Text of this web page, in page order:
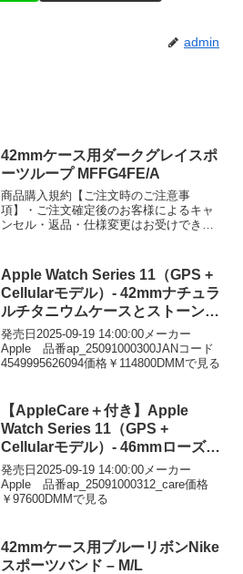
admin
42mmケース用ダークグレイスポ
ーツループ MFFG4FE/A
商品購入規約【ご注文時のご注意事
項】・ご注文確定後のお客様によるキャ
ンセル・返品・仕様変更はお受けできま
Apple Watch Series 11（GPS +
Cellularモデル）- 42mmナチュラ
ルチタニウムケースとストーング
レイスポーツバンド – M/L
発売日2025-09-19 14:00:00メーカー
Apple 品番ap_25091000300JANコード
4549995626094価格￥114800DMMで見る
【AppleCare＋付き】Apple
Watch Series 11（GPS +
Cellularモデル）- 46mmローズゴ
ールドアルミニウムケースとライ
トブラッシュスポーツバンド –
S/M
発売日2025-09-19 14:00:00メーカー
Apple 品番ap_25091000312_care価格
￥97600DMMで見る
42mmケース用ブルーリボンNike
スポーツバンド – M/L